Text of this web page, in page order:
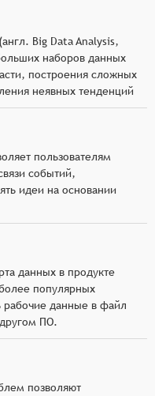
Big Data Analysis,
наборов данных
построения сложных
неявных тенденций
пользователям
событий,
идеи на основании
данных в продукте
популярных
данные в файл
ПО.
позволяют